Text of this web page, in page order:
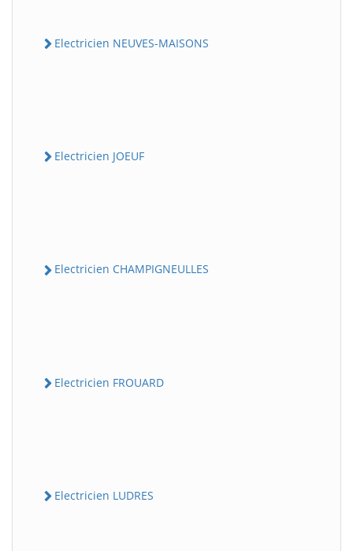
Electricien NEUVES-MAISONS
Electricien JOEUF
Electricien CHAMPIGNEULLES
Electricien FROUARD
Electricien LUDRES